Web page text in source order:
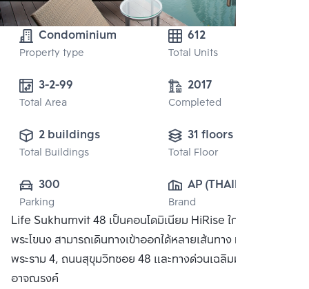
Condominium
Property type
612
Total Units
Total Area
2017
Completed
2 buildings
Total Buildings
31 floors
Total Floor
300
Parking
AP (THAILAND)
PUBLIC CO.,
LTD.
Brand
Life Sukhumvit 48 เป็นคอนโดมิเนียม HiRise ใกล้สถานี
พระโขนง สามารถเดินทางเข้าออกได้หลายเส้นทาง ทั้งถนน
พระราม 4, ถนนสุขุมวิทซอย 48 และทางด่วนเฉลิมมหานครและ
อาจณรงค์